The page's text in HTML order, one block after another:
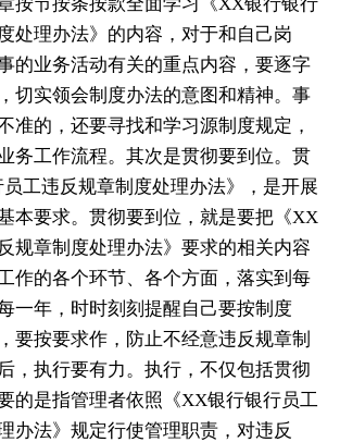
处理办法》的内容，对于和自己岗
的业务活动有关的重点内容，要逐字
切实领会制度办法的意图和精神。事
准的，还要寻找和学习源制度规定，
务工作流程。其次是贯彻要到位。贯
工违反规章制度处理办法》，是开展
本要求。贯彻要到位，就是要把《XX
规章制度处理办法》要求的相关内容
作的各个环节、各个方面，落实到每
一年，时时刻刻提醒自己要按制度
要按要求作，防止不经意违反规章制
，执行要有力。执行，不仅包括贯彻
的是指管理者依照《XX银行银行员工
办法》规定行使管理职责，对违反